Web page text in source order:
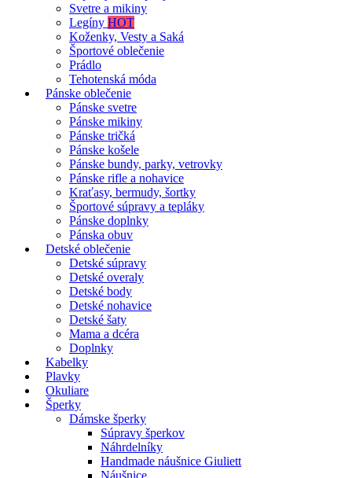
Svetre a mikiny
Legíny HOT
Koženky, Vesty a Saká
Športové oblečenie
Prádlo
Tehotenská móda
Pánske oblečenie
Pánske svetre
Pánske mikiny
Pánske tričká
Pánske košele
Pánske bundy, parky, vetrovky
Pánske rifle a nohavice
Kraťasy, bermudy, šortky
Športové súpravy a tepláky
Pánske doplnky
Pánska obuv
Detské oblečenie
Detské súpravy
Detské overaly
Detské body
Detské nohavice
Detské šaty
Mama a dcéra
Doplnky
Kabelky
Plavky
Okuliare
Šperky
Dámske šperky
Súpravy šperkov
Náhrdelníky
Handmade náušnice Giuliett
Náušnice